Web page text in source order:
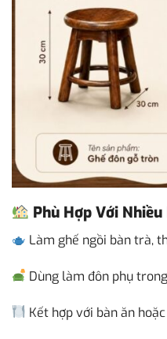
Phù Hợp Với
Làm ghế ngồi bàn trà,
Dùng làm đôn phụ
Kết hợp với bàn ăn